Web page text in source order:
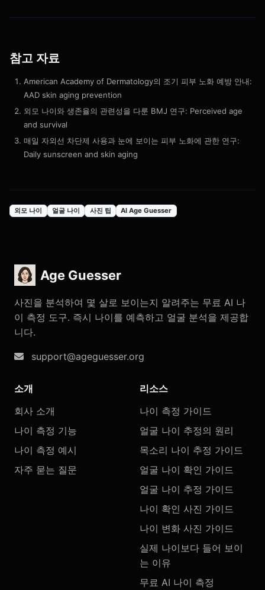
참고 자료
American Academy of Dermatology의 조기 피부 노화 예방 안내:
AAD skin aging prevention
외모 나이와 생존율의 관련성을 다룬 BMJ 연구: Perceived age
and survival
매일 자외선 차단제 사용과 눈에 보이는 피부 노화에 관한 연구:
Daily sunscreen and skin aging
외모 나이 얼굴 나이 사진 팁 AI Age Guesser
Age Guesser
사진을 분석하여 몇 살로 보이는지 알려주는 무료 AI 나
이 측정 도구. 즉시 나이를 예측하고 얼굴 분석을 제공합
니다.
support@ageguesser.org
소개
회사 소개
나이 측정 기능
나이 측정 예시
자주 묻는 질문
리소스
나이 측정 가이드
얼굴 나이 추정의 원리
목소리 나이 추정 가이드
얼굴 나이 확인 가이드
얼굴 나이 추정 가이드
나이 확인 사진 가이드
나이 변화 사진 가이드
실제 나이보다 들어 보이
는 이유
무료 AI 나이 측정